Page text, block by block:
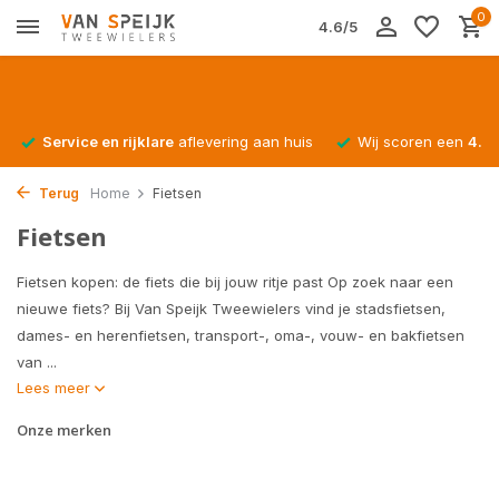
4.6/5
0
Service en rijklare aflevering aan huis Wij scoren een
Terug Home Fietsen
Fietsen
Fietsen kopen: de fiets die bij jouw ritje past Op zoek naar een
nieuwe fiets? Bij Van Speijk Tweewielers vind je stadsfietsen,
dames- en herenfietsen, transport-, oma-, vouw- en bakfietsen
van ...
Lees meer
Onze merken